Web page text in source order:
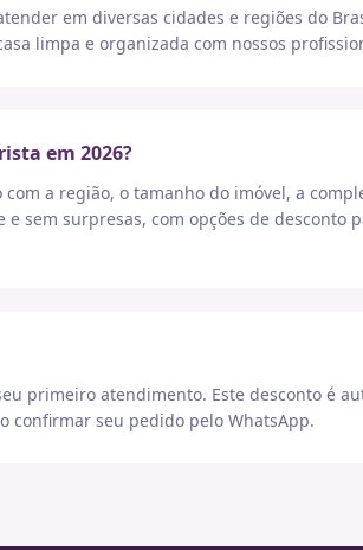
em diversas cidades e regiões do
limpa e organizada com nossos
em 2026?
a região, o tamanho do imóvel, a
sem surpresas, com opções de desconto
primeiro atendimento. Este desconto é
confirmar seu pedido pelo WhatsApp.